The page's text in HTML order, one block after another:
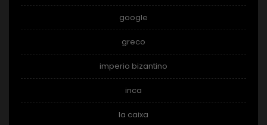
google
greco
imperio bizantino
inca
la caixa